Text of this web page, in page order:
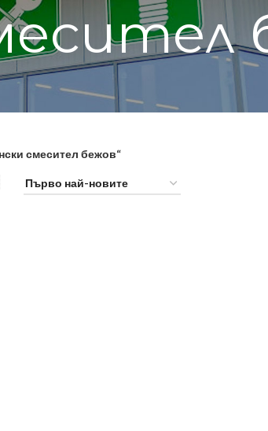
смесител бежов“